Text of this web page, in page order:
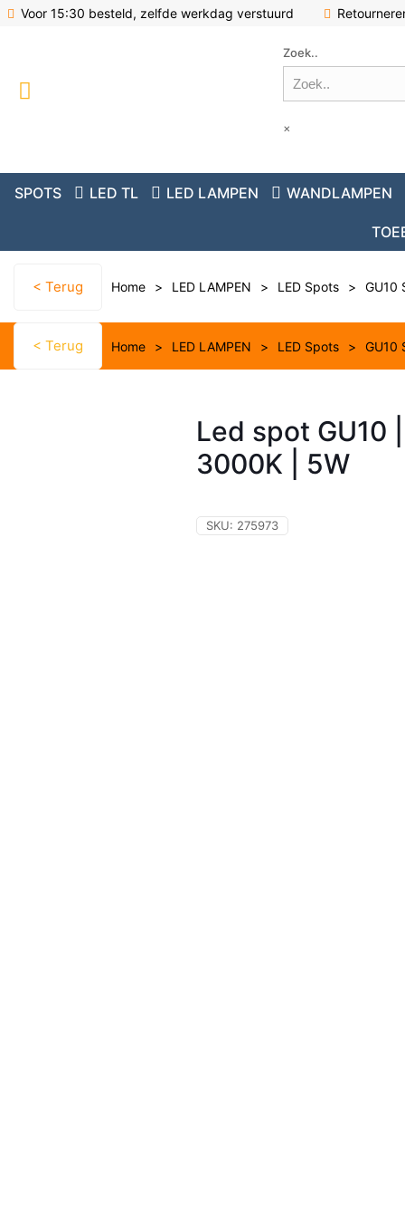
Voor 15:30 besteld, zelfde werkdag verstuurd
Zoek..
×
SPOTS LED TL LED LAMPEN WANDLAMPEN
< Terug Home > LED LAMPEN > LED Spots > GU10
< Terug Home > LED LAMPEN > LED Spots > GU10
Led spot GU10
3000K | 5W
SKU: 275973